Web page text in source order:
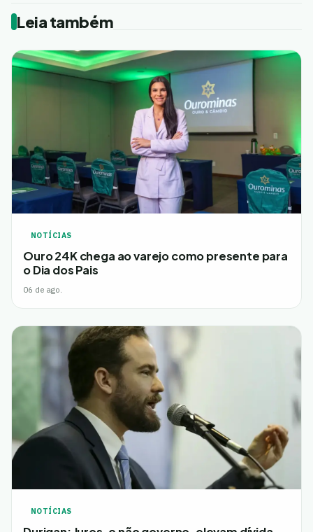
Leia também
NOTÍCIAS
Ouro 24K chega ao varejo como presente para
o Dia dos Pais
06 de ago.
NOTÍCIAS